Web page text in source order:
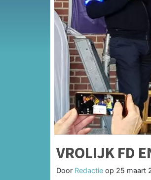
VROLIJK FD
Door Redactie op 25 maart